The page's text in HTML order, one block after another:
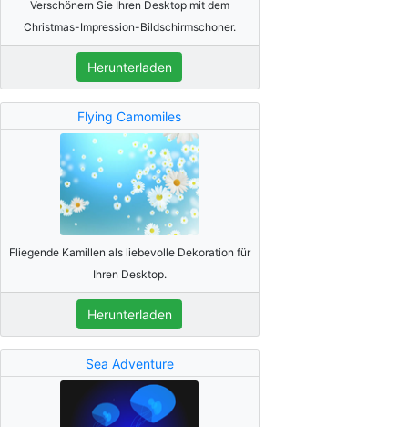
Verschönern Sie Ihren Desktop mit dem
Christmas-Impression-Bildschirmschoner.
Herunterladen
Flying Camomiles
Fliegende Kamillen als liebevolle Dekoration für
Ihren Desktop.
Herunterladen
Sea Adventure